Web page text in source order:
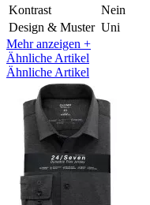
Kontrast
Nein
Design & Muster Uni
Mehr anzeigen +
Ähnliche Artikel
Ähnliche Artikel